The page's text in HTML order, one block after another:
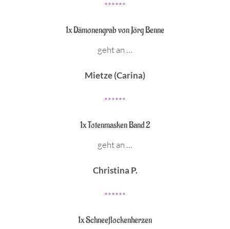
******
1x Dämonengrab von Jörg Benne
geht an …
Mietze (Carina)
******
1x Totenmasken Band 2
geht an …
Christina P.
******
1x Schneeflockenherzen